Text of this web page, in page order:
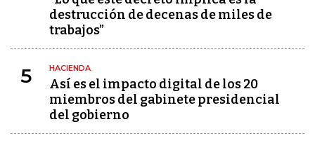
destrucción de decenas de miles de
trabajos”
5 HACIENDA
Así es el impacto digital de los 20
miembros del gabinete presidencial
del gobierno